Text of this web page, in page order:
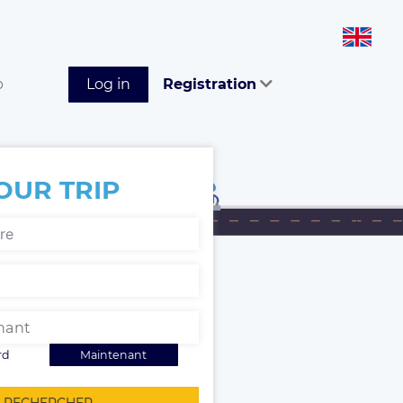
Log in Registration
TRIP
Maintenant